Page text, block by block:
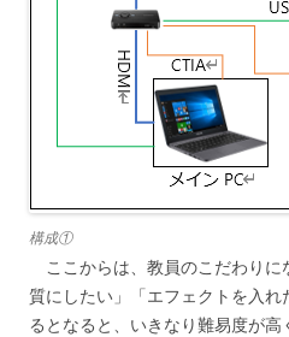
構成①
ここからは、教員のこだわりに
質にしたい」「エフェクトを入
るとなると、いきなり難易度が